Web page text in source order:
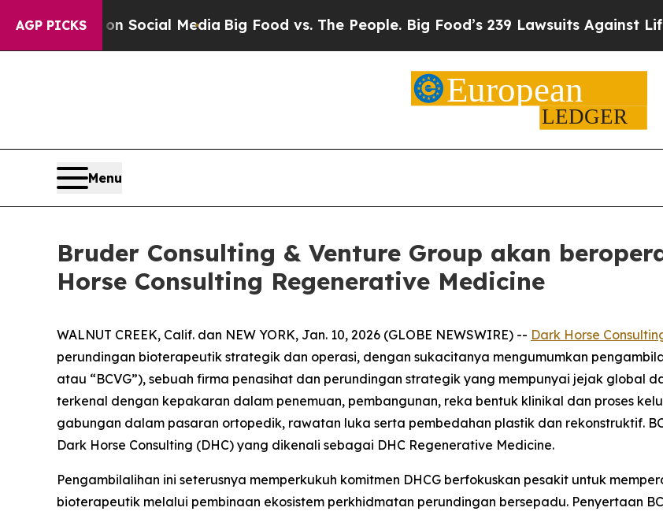
AGP PICKSon Social Media Big Food vs. The People. Big Food’s 239 Lawsuits Against Life-
Menu
Bruder Consulting & Venture Group akan
Horse Consulting Regenerative Medicine
WALNUT CREEK, Calif. dan NEW YORK, Jan. 10, 2026 (GLOBE NEWSWIRE) -- Dark Horse
perundingan bioterapeutik strategik dan operasi, dengan sukacitanya mengumumkan
atau “BCVG”), sebuah firma penasihat dan perundingan strategik yang mempunyai jejak global
terkenal dengan kepakaran dalam penemuan, pembangunan, reka bentuk klinikal dan proses
gabungan dalam pasaran ortopedik, rawatan luka serta pembedahan plastik dan rekonstruktif.
Dark Horse Consulting (DHC) yang dikenali sebagai DHC Regenerative Medicine.
Pengambilalihan ini seterusnya memperkukuh komitmen DHCG berfokuskan pesakit untuk
bioterapeutik melalui pembinaan ekosistem perkhidmatan perundingan bersepadu. Penyertaan